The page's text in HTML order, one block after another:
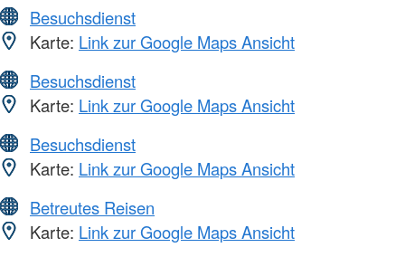
Besuchsdienst
Karte: Link zur Google Maps Ansicht
Besuchsdienst
Karte: Link zur Google Maps Ansicht
Besuchsdienst
Karte: Link zur Google Maps Ansicht
Betreutes Reisen
Karte: Link zur Google Maps Ansicht